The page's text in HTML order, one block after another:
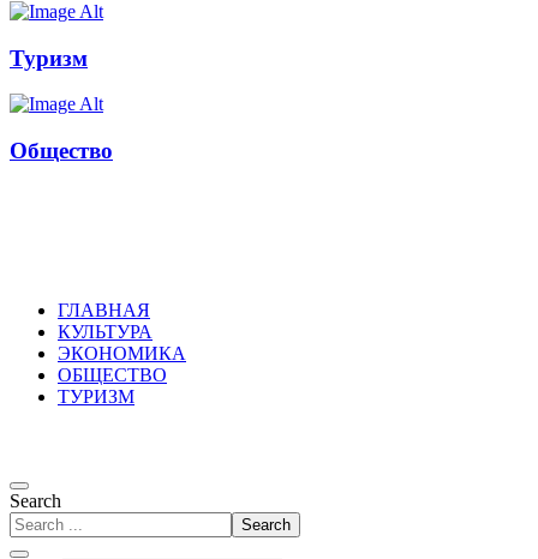
Туризм
Общество
ГЛАВНАЯ
КУЛЬТУРА
ЭКОНОМИКА
ОБЩЕСТВО
ТУРИЗМ
Search
Search